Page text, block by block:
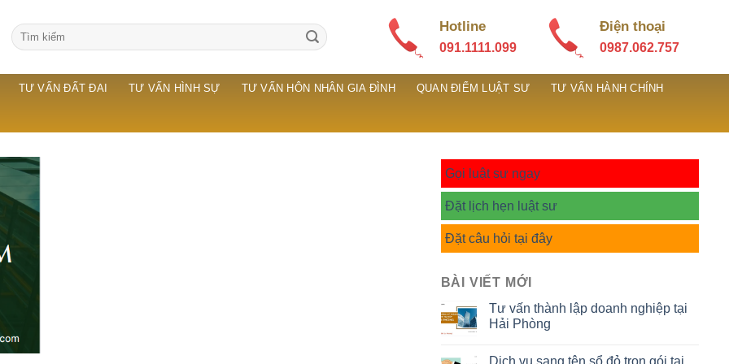
Hotline
091.1111.099
Điện thoại
0987.062.757
TƯ VẤN ĐẤT ĐAI TƯ VẤN HÌNH SỰ TƯ VẤN HÔN NHÂN GIA ĐÌNH QUAN ĐIỂM LUẬT SƯ TƯ VẤN HÀNH CHÍNH
Gọi luật sư ngay
Đặt lịch hẹn luật sư
Đặt câu hỏi tại đây
BÀI VIẾT MỚI
Tư vấn thành lập doanh nghiệp tại
Hải Phòng
Dịch vụ sang tên sổ đỏ trọn gói tại